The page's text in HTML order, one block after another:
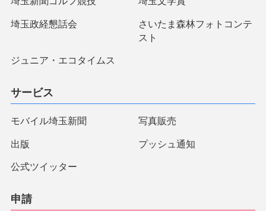
埼玉政経懇話会
さいたま森林フォトコンテ
スト
ジュニア・エコタイムス
サービス
モバイル埼玉新聞 写真販売
出版 プッシュ通知
公式ツイッター
申請